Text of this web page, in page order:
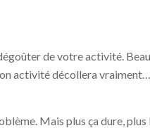
de votre activité.
activité décollera vraiment…
Mais plus ça dure, plus